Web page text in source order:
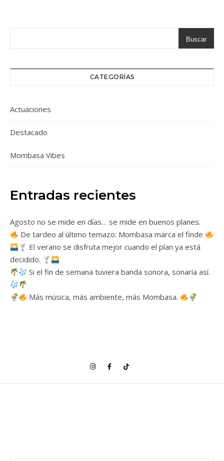
Buscar
CATEGORÍAS
Actuaciones
Destacado
Mombasa Vibes
Entradas recientes
Agosto no se mide en días… se mide en buenos planes.
De tardeo al último temazo: Mombasa marca el finde
El verano se disfruta mejor cuando el plan ya está
decidido.
Si el fin de semana tuviera banda sonora, sonaría así.
Más música, más ambiente, más Mombasa.